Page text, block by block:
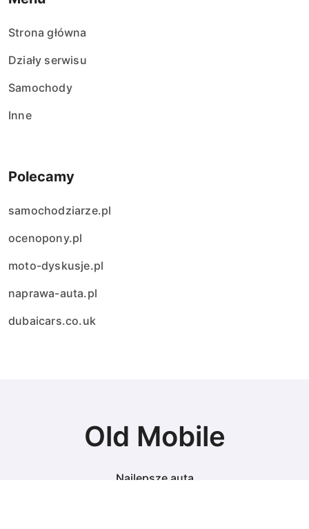
Strona główna
Działy serwisu
Samochody
Inne
Polecamy
samochodziarze.pl
ocenopony.pl
moto-dyskusje.pl
naprawa-auta.pl
dubaicars.co.uk
Old Mobile
Najlepsze auta